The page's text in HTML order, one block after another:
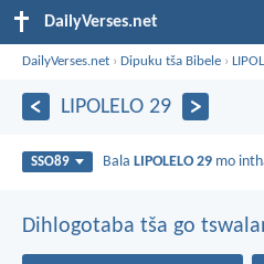
DailyVerses.net
DailyVerses.net ›Dipuku tša Bibele ›
LIPOLELO 29
SSO89 Bala LIPOLELO 29 mo
Dihlogotaba tša go